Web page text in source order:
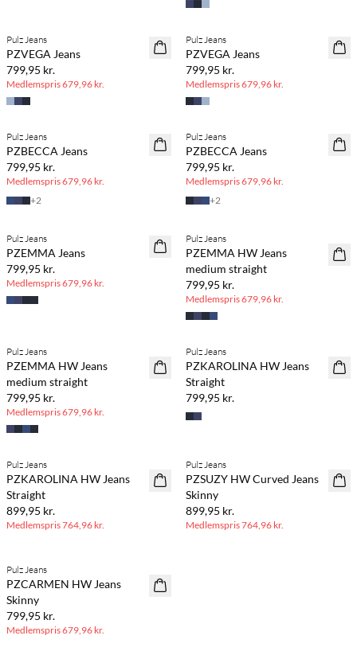
Pulz Jeans
PZVEGA Jeans
799,95 kr.
Medlemspris679,96 kr.
BASIC DEAL
Pulz Jeans
PZVEGA Jeans
799,95 kr.
Medlemspris679,96 kr.
BASIC DEAL
Pulz Jeans
PZBECCA Jeans
799,95 kr.
Medlemspris679,96 kr.
+2
BASIC DEAL
Pulz Jeans
PZBECCA Jeans
799,95 kr.
Medlemspris679,96 kr.
+2
Pulz Jeans
PZEMMA Jeans
799,95 kr.
Medlemspris679,96 kr.
Pulz Jeans
PZEMMA HW Jeans
medium straight
799,95 kr.
Medlemspris679,96 kr.
Pulz Jeans
PZEMMA HW Jeans
medium straight
799,95 kr.
Medlemspris679,96 kr.
Pulz Jeans
PZKAROLINA HW Jeans
Straight
799,95 kr.
BASIC DEAL
Pulz Jeans
PZKAROLINA HW Jeans
Straight
899,95 kr.
Medlemspris764,96 kr.
Pulz Jeans
PZSUZY HW Curved Jeans
Skinny
899,95 kr.
Medlemspris764,96 kr.
Pulz Jeans
PZCARMEN HW Jeans
Skinny
799,95 kr.
Medlemspris679,96 kr.